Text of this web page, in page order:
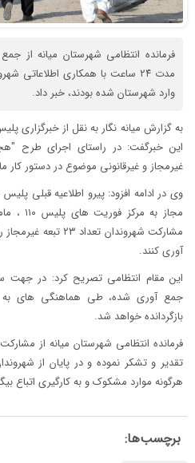
مدت ۲۴ ساعت با همکاری اطلاعاتی
وارد شهرستان شده بودند، خبر داد.
به گزارش میانه نگار به نقل از
این خبرگفت: در راستای اجرای طرح
غیرمجاز و غیرقانونی موضوع در دستور کار
وی در ادامه افزود: پیرو اطلاعیه قبلی
مجاز به
مشارکت شهروندان
آوری کنند.
این مقام انتظامی تصریح کرد: در جهت
جمع آوری شده، طی هماهنگی های به
بازگردانده خواهد شد.
فرمانده انتظامی شهرستان میانه از
تقدیر و تشکر نموده و در پایان از
هرگونه موارد مشکوک و به کارگیری اتباع
برچسب‌ها: